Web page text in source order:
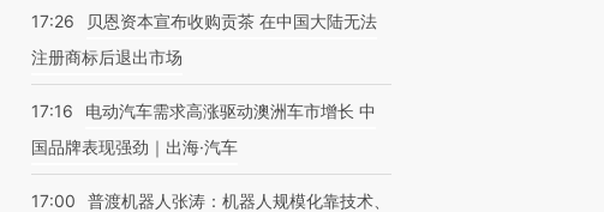
17:26
贝恩资本宣布收购贡茶 在中国大陆无法
注册商标后退出市场
17:16
电动汽车需求高涨驱动澳洲车市增长 中
国品牌表现强劲｜出海·汽车
17:00
普渡机器人张涛：机器人规模化靠技术、